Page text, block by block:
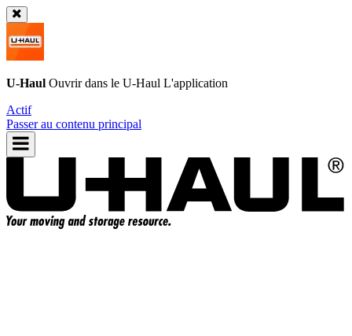
U-Haul Ouvrir dans le U-Haul L'application
Actif
Passer au contenu principal